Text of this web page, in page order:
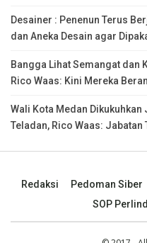
Desainer : Penenun Terus
dan Aneka Desain agar
Bangga Lihat Semangat dan
Rico Waas: Kini Mereka
Wali Kota Medan
Teladan, Rico Waas:
Redaksi Pedoman Siber
SOP